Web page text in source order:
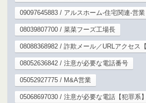
09097645883 / アルスホーム-住宅関連-営業
08039807700 / 菜菜フーズ工場長
08088368982 / 詐欺メール／URLアクセス【
08052636842 / 注意が必要な電話番号
05052927775 / M&A営業
05068697030 / 注意が必要な電話【犯罪系】